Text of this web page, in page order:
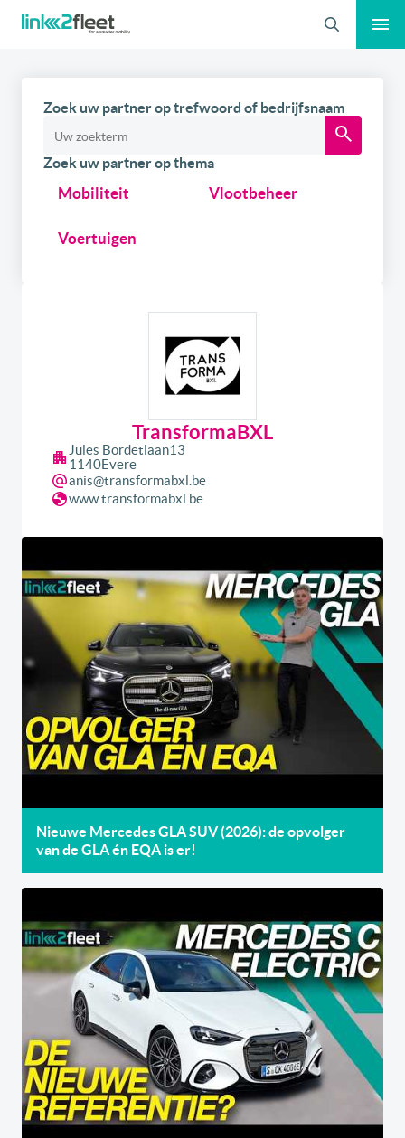
Zoeken
Zoek uw partner op trefwoord of bedrijfsnaam
Zoek uw partner op thema
Mobiliteit Vlootbeheer
Voertuigen
TransformaBXL
Jules Bordetlaan13
1140Evere
anis@transformabxl.be
www.transformabxl.be
Nieuwe Mercedes GLA SUV (2026): de opvolger
van de GLA én EQA is er!